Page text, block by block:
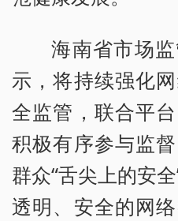
海南省市场
示，将持续强化
全监管，联合平
积极有序参与监
群众“舌尖上的安
透明、安全的网